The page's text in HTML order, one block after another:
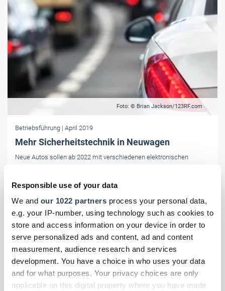
Responsible use of your data
We and our 1022 partners process your personal data,
e.g. your IP-number, using technology such as cookies to
store and access information on your device in order to
serve personalized ads and content, ad and content
measurement, audience research and services
development. You have a choice in who uses your data
and for what purposes. Your privacy choices are only
applicable on this digital property where you have made
Foto: © Brian Jackson/123RF.com
Betriebsführung | April 2019
Mehr Sicherheitstechnik in Neuwagen
Neue Autos sollen ab 2022 mit verschiedenen elektronischen